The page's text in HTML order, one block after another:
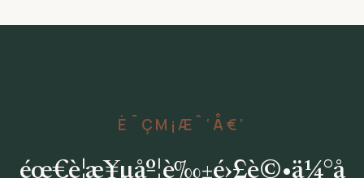
È¯ÇΜ¡Æˆ‘Å€‘
éœ€è¦æ¥µåº¦è‰±é›£è©•ä¼°å